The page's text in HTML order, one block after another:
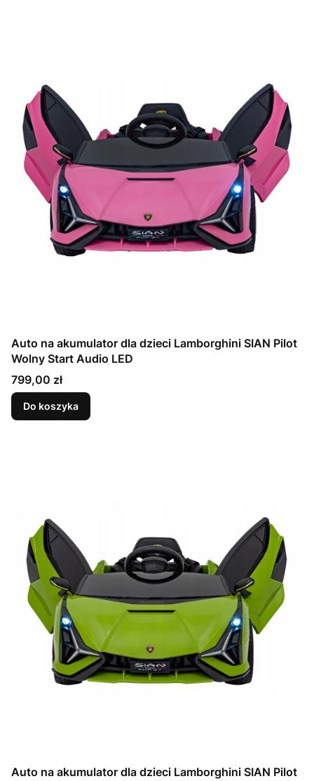
Auto na akumulator dla dzieci Lamborghini SIAN Pilot
Wolny Start Audio LED
Cena
799,00 zł
Do koszyka
Auto na akumulator dla dzieci Lamborghini SIAN Pilot